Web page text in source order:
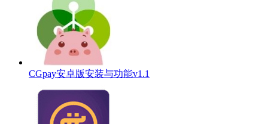
CGpay安卓版安装与功能v1.1